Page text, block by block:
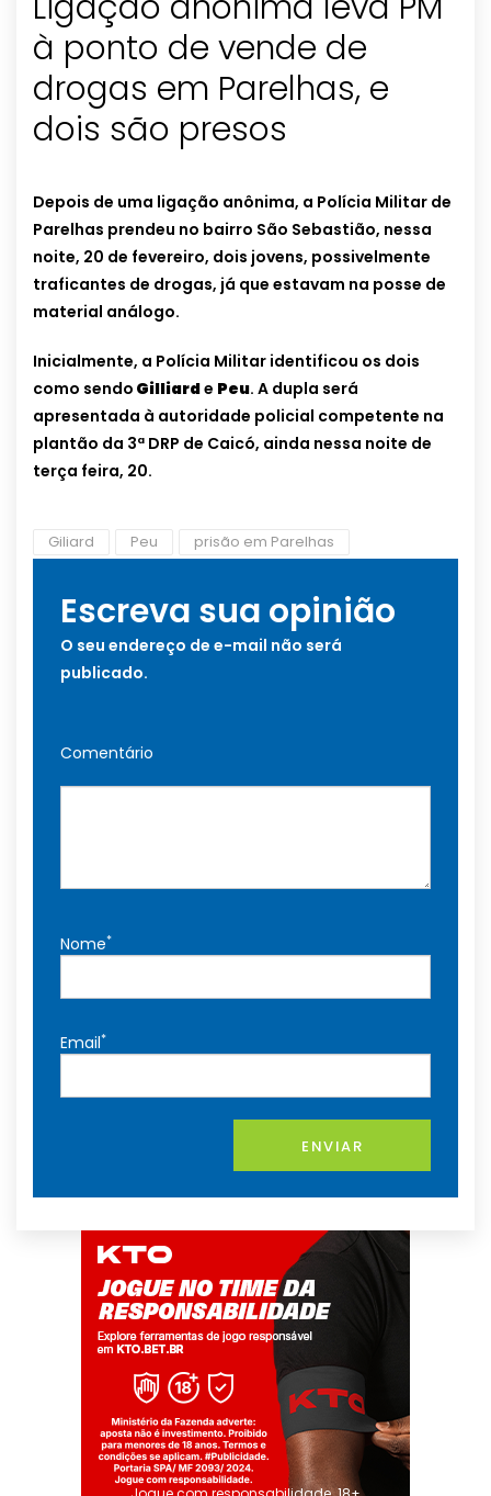
à ponto de vende de
drogas em Parelhas, e
dois são presos
Depois de uma ligação anônima, a Polícia Militar de
Parelhas prendeu no bairro São Sebastião, nessa
noite, 20 de fevereiro, dois jovens, possivelmente
traficantes de drogas, já que estavam na posse de
material análogo.
Inicialmente, a Polícia Militar identificou os dois
como sendo Gilliarde Peu. A dupla será
apresentada à autoridade policial competente na
plantão da 3ª DRP de Caicó, ainda nessa noite de
terça feira, 20.
Giliard Peu prisão em Parelhas
Escreva sua opinião
O seu endereço de e-mail não será
publicado.
Comentário
Nome*
Email*
ENVIAR